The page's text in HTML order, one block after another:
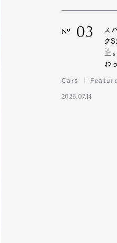
Nº 03
ス
ク
止
わ
Cars
2026.07.14